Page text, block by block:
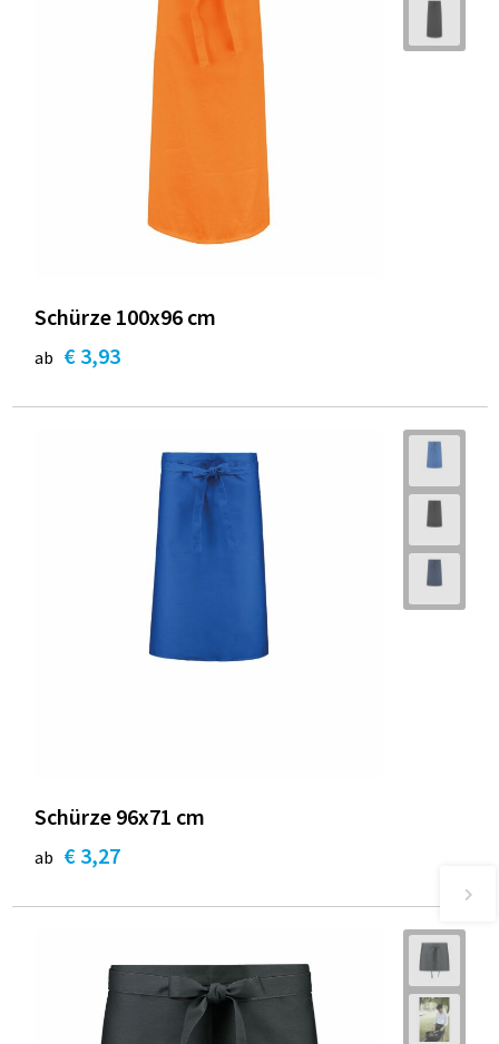
Schürze 100x96 cm
ab € 3,93
Schürze 96x71 cm
ab € 3,27